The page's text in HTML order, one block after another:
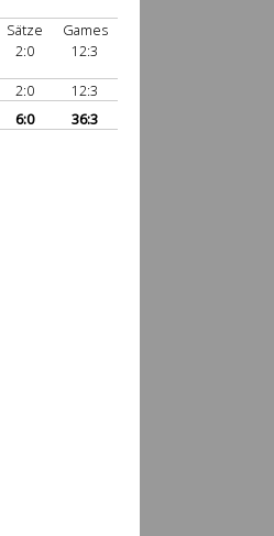
Sätze
Games
2:0
12:3
2:0
12:3
6:0 36:3